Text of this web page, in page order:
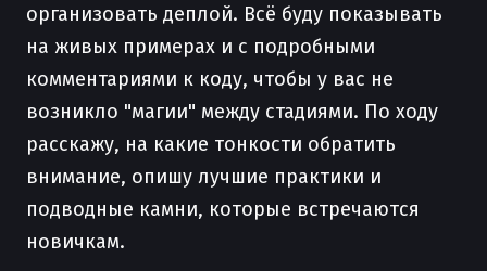
организовать деплой. Всё буду показывать
на живых примерах и с подробными
комментариями к коду, чтобы у вас не
возникло "магии" между стадиями. По ходу
расскажу, на какие тонкости обратить
внимание, опишу лучшие практики и
подводные камни, которые встречаются
новичкам.